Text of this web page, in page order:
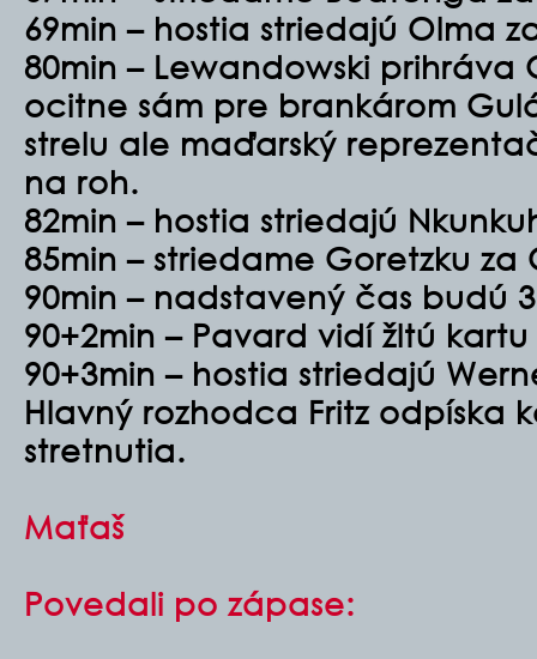
69min – hostia striedajú Olma
80min – Lewandowski prihráva
ocitne sám pre brankárom
strelu ale maďarský
na roh.
82min – hostia striedajú
85min – striedame Goretzku za
90min – nadstavený čas budú
90+2min – Pavard vidí žltú
90+3min – hostia striedajú
Hlavný rozhodca Fritz odpíska
stretnutia.
Maťaš
Povedali po zápase: